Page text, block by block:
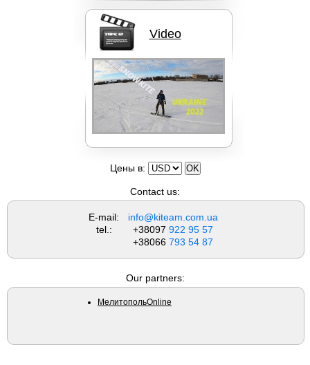
Кайты Liquid Force
Вейкборды LIQUID FORCE
Доски NOBILE
Video
Цены в:
Contact us:
E-mail:
info@kiteam.com.ua
tel.:
+38097 922 95 57
+38066 793 54 87
Our partners:
МелитопольOnline
FAQ